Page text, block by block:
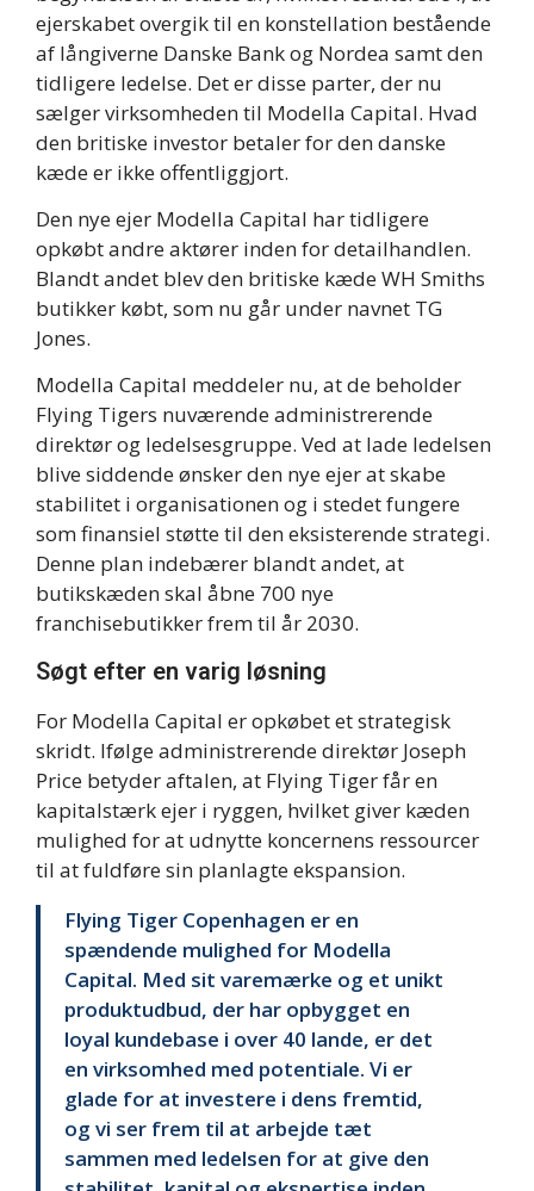
ejerskabet overgik til en konstellation bestående
af långiverne Danske Bank og Nordea samt den
tidligere ledelse. Det er disse parter, der nu
sælger virksomheden til Modella Capital. Hvad
den britiske investor betaler for den danske
kæde er ikke offentliggjort.
Den nye ejer Modella Capital har tidligere
opkøbt andre aktører inden for detailhandlen.
Blandt andet blev den britiske kæde WH Smiths
butikker købt, som nu går under navnet TG
Jones.
Modella Capital meddeler nu, at de beholder
Flying Tigers nuværende administrerende
direktør og ledelsesgruppe. Ved at lade ledelsen
blive siddende ønsker den nye ejer at skabe
stabilitet i organisationen og i stedet fungere
som finansiel støtte til den eksisterende strategi.
Denne plan indebærer blandt andet, at
butikskæden skal åbne 700 nye
franchisebutikker frem til år 2030.
Søgt efter en varig løsning
For Modella Capital er opkøbet et strategisk
skridt. Ifølge administrerende direktør Joseph
Price betyder aftalen, at Flying Tiger får en
kapitalstærk ejer i ryggen, hvilket giver kæden
mulighed for at udnytte koncernens ressourcer
til at fuldføre sin planlagte ekspansion.
Flying Tiger Copenhagen er en
spændende mulighed for Modella
Capital. Med sit varemærke og et unikt
produktudbud, der har opbygget en
loyal kundebase i over 40 lande, er det
en virksomhed med potentiale. Vi er
glade for at investere i dens fremtid,
og vi ser frem til at arbejde tæt
sammen med ledelsen for at give den